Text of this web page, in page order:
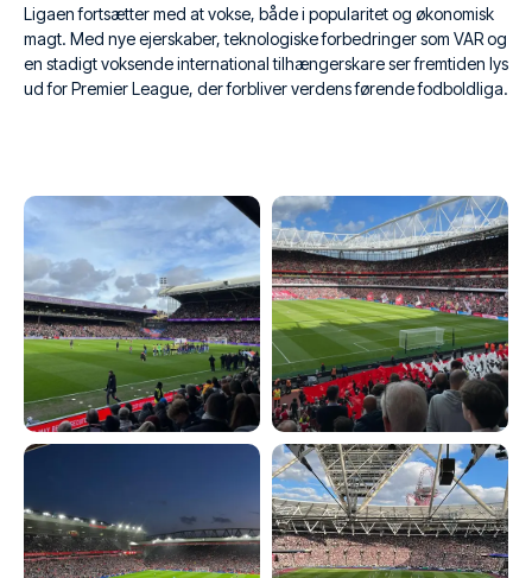
Ligaen fortsætter med at vokse, både i popularitet og økonomisk
magt. Med nye ejerskaber, teknologiske forbedringer som VAR og
en stadigt voksende international tilhængerskare ser fremtiden lys
ud for Premier League, der forbliver verdens førende fodboldliga.